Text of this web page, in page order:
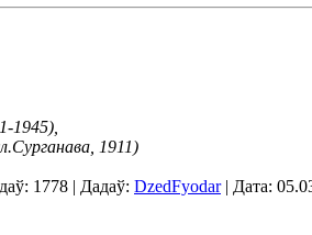
1945),
1911)
1778 | Дадаў: DzedFyodar| Дата: